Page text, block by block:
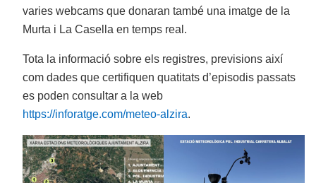
varies webcams que donaran també una imatge de la
Murta i La Casella en temps real.
Tota la informació sobre els registres, previsions així
com dades que certifiquen quatitats d’episodis passats
es poden consultar a la web
https://inforatge.com/meteo-alzira.